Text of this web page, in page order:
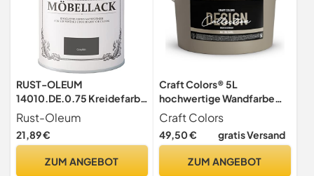
RUST-OLEUM
14010.DE.0.75 Kreidefarbe
DOSE 750ml graphit
Rust-Oleum
21,89 €
ZUM ANGEBOT
Craft Colors® 5L
hochwertige Wandfarbe
edelmatt, Kreidefarbe
made in Germany, DESIGN
Collection No. 190 Taupe
Craft Colors
49,50 € gratis Versand
ZUM ANGEBOT